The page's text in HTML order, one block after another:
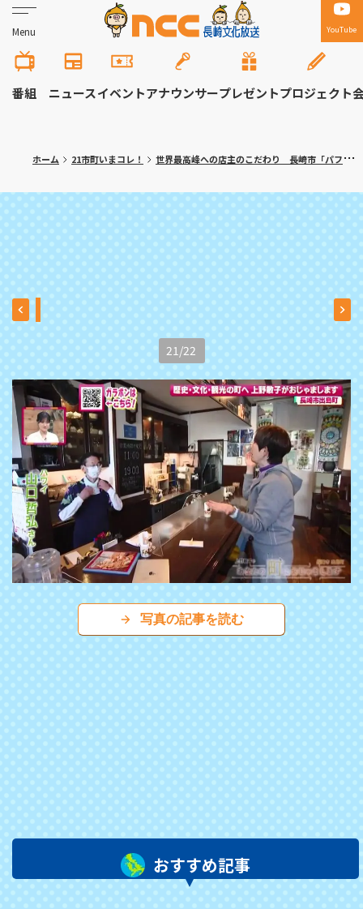
Menu YouTube
番組 ニュースイベントアナウンサープレゼントプロジェクト
ホーム 21市町いまコレ！ 世界最高峰への店主のこだわり 長崎市「パフェとグラタン専門店ハワイ」
21/22
写真の記事を読む
おすすめ記事